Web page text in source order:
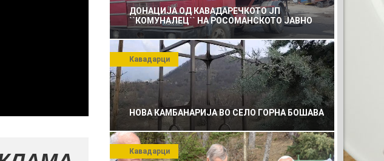
ДОНАЦИЈА ОД КАВАДАРЕЧКОТО ЈП
``КОМУНАЛЕЦ`` НА РОСОМАНСКОТО ЈАВНО
ПРЕТПРИЈАТИЕ ЗА КОМУНАЛНО УСЛУГИ
НОВА КАМБАНАРИЈА ВО СЕЛО ГОРНА БОШАВА
Кавадарци
Кавадарци